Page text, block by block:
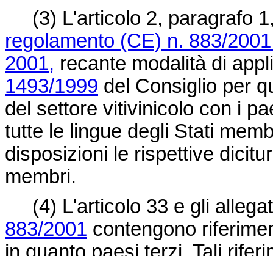
(3) L'articolo 2, paragrafo
regolamento (CE) n. 883/
2001, recante modalità di
1493/1999 del Consiglio per
del settore vitivinicolo con i
tutte le lingue degli Stati
disposizioni le rispettive
membri.
(4) L'articolo 33 e gli
883/2001 contengono